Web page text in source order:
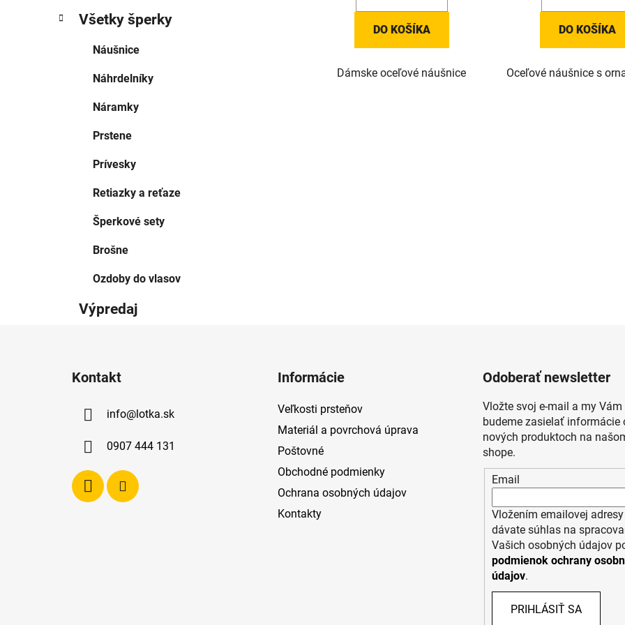
Všetky šperky
Náušnice
Náhrdelníky
Náramky
Prstene
Prívesky
Retiazky a reťaze
Šperkové sety
Brošne
Ozdoby do vlasov
Výpredaj
DO KOŠÍKA
Dámske oceľové náušnice
DO KOŠÍKA
Oceľové náušnice s
Kontakt
info@lotka.sk
0907 444 131
Informácie
Veľkosti prsteňov
Materiál a povrchová úprava
Poštovné
Obchodné podmienky
Ochrana osobných údajov
Kontakty
Odoberať newsletter
Vložte svoj e-mail a my Vám
budeme zasielať informácie
nových produktoch na
shope.
Email
Vložením emailovej adresy
dávate súhlas na
Vašich osobných údajov
podmienok ochrany
údajov.
PRIHLÁSIŤ SA